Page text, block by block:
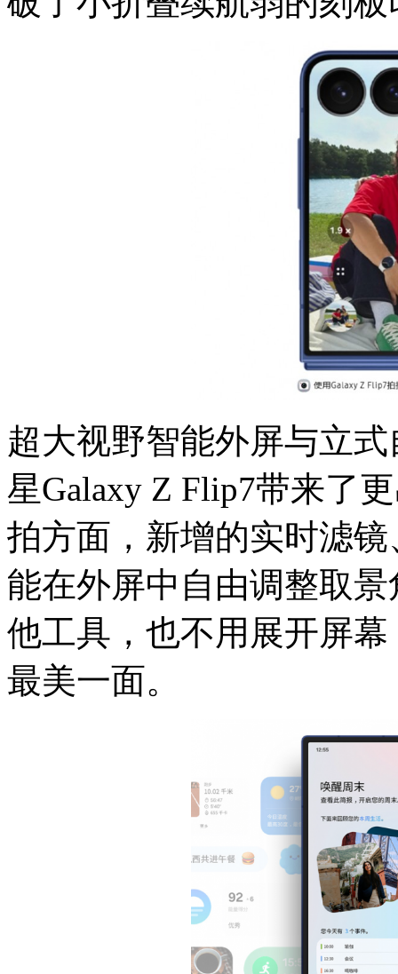
超大视野智能外屏与立
星Galaxy Z Flip7带来了
拍方面，新增的实时滤
能在外屏中自由调整取
他工具，也不用展开屏
最美一面。